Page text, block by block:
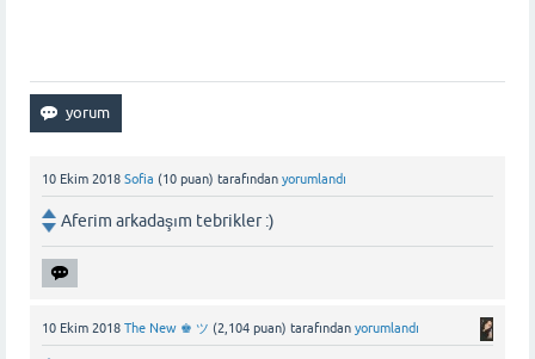
10 Ekim 2018 Sofia (10 puan) tarafından yorumlandı
Aferim arkadaşım tebrikler :)
10 Ekim 2018 The New ♚ ツ (2,104 puan) tarafından yorumlandı